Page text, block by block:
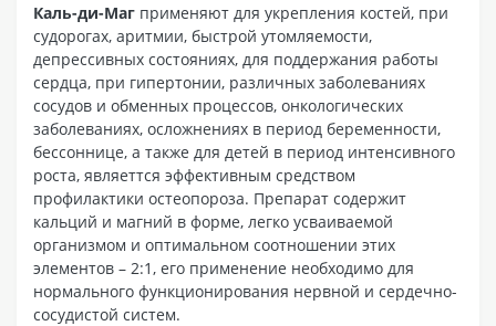
Каль-ди-Маг применяют для укрепления костей, при
судорогах, аритмии, быстрой утомляемости,
депрессивных состояниях, для поддержания работы
сердца, при гипертонии, различных заболеваниях
сосудов и обменных процессов, онкологических
заболеваниях, осложнениях в период беременности,
бессоннице, а также для детей в период интенсивного
роста, являеттся эффективным средством
профилактики остеопороза. Препарат содержит
кальций и магний в форме, легко усваиваемой
организмом и оптимальном соотношении этих
элементов – 2:1, его применение необходимо для
нормального функционирования нервной и сердечно-
сосудистой систем.